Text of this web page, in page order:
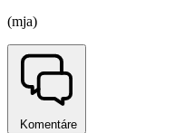
(mja)
Komentáre